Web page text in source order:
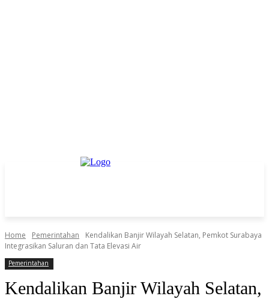
Home Pemerintahan
Kendalikan Banjir Wilayah Selatan, Pemkot Surabaya
Integrasikan Saluran dan Tata Elevasi Air
Pemerintahan
Kendalikan Banjir Wilayah Selatan,